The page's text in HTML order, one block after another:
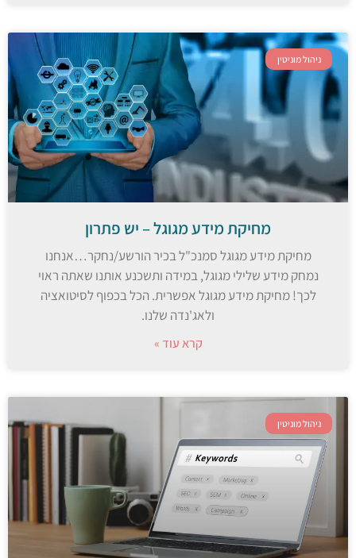
ניהול מוניטין
מחיקת מידע מגוגל – יש פתרון
מחיקת מידע מגוגל סמנכ"ל בכיר הורשע/נחקר…אנחנו
נמחק מידע שלילי מגוגל, במידה ותשכנע אותנו שאתה ראוי
לכך! מחיקת מידע מגוגל אפשרית. הכל בכפוף לסיטואציה
ולאג'נדה שלנו.
קרא עוד »
ניהול מוניטין